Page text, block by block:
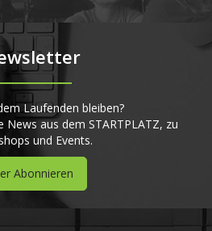
Laufenden bleiben?
News aus dem STARTPLATZ, zu
und Events.
Abonnieren